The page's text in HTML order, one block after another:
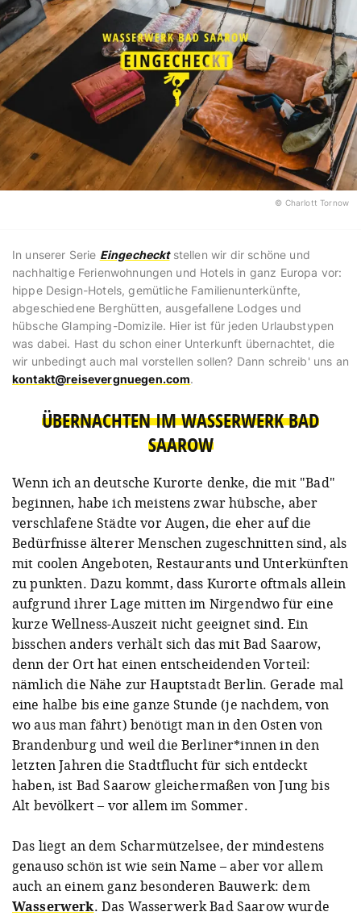
© Charlott Tornow
In unserer Serie Eingechecktstellen wir dir schöne und
nachhaltige Ferienwohnungen und Hotels in ganz Europa vor:
hippe Design-Hotels, gemütliche Familienunterkünfte,
abgeschiedene Berghütten, ausgefallene Lodges und
hübsche Glamping-Domizile. Hier ist für jeden Urlaubstypen
was dabei. Hast du schon einer Unterkunft übernachtet, die
wir unbedingt auch mal vorstellen sollen? Dann schreib' uns an
kontakt@reisevergnuegen.com.
ÜBERNACHTEN IM WASSERWERK BAD
SAAROW
Wenn ich an deutsche Kurorte denke, die mit "Bad"
beginnen, habe ich meistens zwar hübsche, aber
verschlafene Städte vor Augen, die eher auf die
Bedürfnisse älterer Menschen zugeschnitten sind, als
mit coolen Angeboten, Restaurants und Unterkünften
zu punkten. Dazu kommt, dass Kurorte oftmals allein
aufgrund ihrer Lage mitten im Nirgendwo für eine
kurze Wellness-Auszeit nicht geeignet sind. Ein
bisschen anders verhält sich das mit Bad Saarow,
denn der Ort hat einen entscheidenden Vorteil:
nämlich die Nähe zur Hauptstadt Berlin. Gerade mal
eine halbe bis eine ganze Stunde (je nachdem, von
wo aus man fährt) benötigt man in den Osten von
Brandenburg und weil die Berliner*innen in den
letzten Jahren die Stadtflucht für sich entdeckt
haben, ist Bad Saarow gleichermaßen von Jung bis
Alt bevölkert – vor allem im Sommer.
Das liegt an dem Scharmützelsee, der mindestens
genauso schön ist wie sein Name – aber vor allem
auch an einem ganz besonderen Bauwerk: dem
Wasserwerk. Das Wasserwerk Bad Saarow wurde